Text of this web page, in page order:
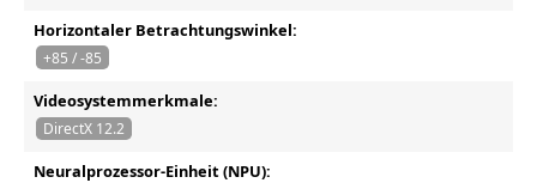
Horizontaler Betrachtungswinkel:
+85 / -85
Videosystemmerkmale:
DirectX 12.2
Neuralprozessor-Einheit (NPU):